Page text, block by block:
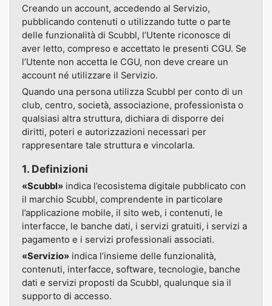
Creando un account, accedendo al Servizio,
pubblicando contenuti o utilizzando tutte o parte
delle funzionalità di Scubbl, l’Utente riconosce di
aver letto, compreso e accettato le presenti CGU. Se
l’Utente non accetta le CGU, non deve creare un
account né utilizzare il Servizio.
Quando una persona utilizza Scubbl per conto di un
club, centro, società, associazione, professionista o
qualsiasi altra struttura, dichiara di disporre dei
diritti, poteri e autorizzazioni necessari per
rappresentare tale struttura e vincolarla.
1. Definizioni
«Scubbl» indica l’ecosistema digitale pubblicato con
il marchio Scubbl, comprendente in particolare
l’applicazione mobile, il sito web, i contenuti, le
interfacce, le banche dati, i servizi gratuiti, i servizi a
pagamento e i servizi professionali associati.
«Servizio» indica l’insieme delle funzionalità,
contenuti, interfacce, software, tecnologie, banche
dati e servizi proposti da Scubbl, qualunque sia il
supporto di accesso.